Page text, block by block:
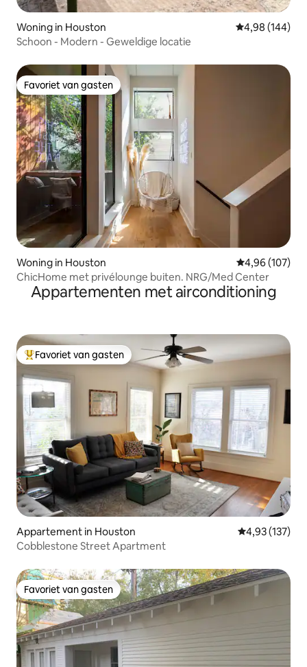
Woning in Houston Gemiddelde
4,98 (144)
Schoon - Modern - Geweldige locatie
Favoriet van gasten
Favoriet van gasten
Woning in Houston Gemiddelde
4,96 (107)
ChicHome met privélounge buiten. NRG/Med Center
Appartementen met airconditioning
Topfavoriet van gasten
Favoriet van gasten
Appartement in Houston Gemiddelde
4,93 (137)
Cobblestone Street Apartment
Favoriet van gasten
Favoriet van gasten